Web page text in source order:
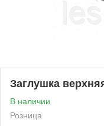
Заглушка
В наличии
Розница